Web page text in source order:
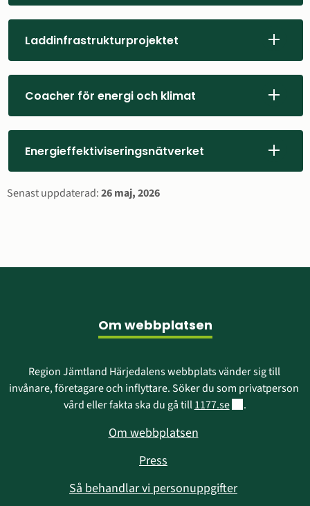
Laddinfrastrukturprojektet
Coacher för energi och klimat
Energieffektiviseringsnätverket
Sidinformation
Senast uppdaterad:26 maj, 2026
Om webbplatsen
Region Jämtland Härjedalens webbplats vänder sig till
invånare, företagare och inflyttare. Söker du som privatperson
vård eller fakta ska du gå till 1177.seLänk till annan
.
Om webbplatsen
Press
Så behandlar vi personuppgifter